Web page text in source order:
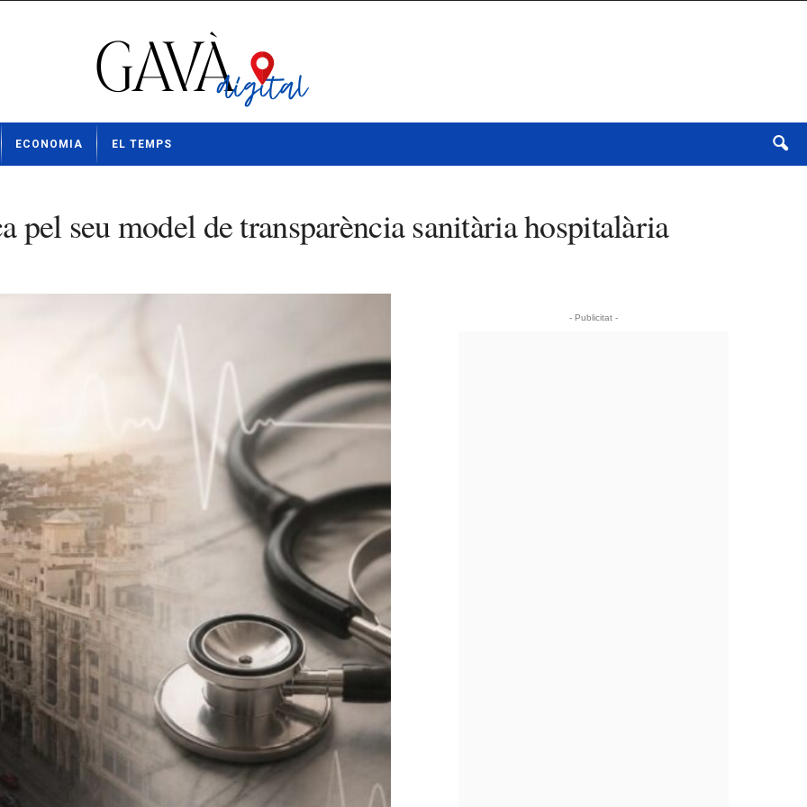
ECONOMIA EL TEMPS
pel seu model de transparència sanitària hospitalària
- Publicitat -